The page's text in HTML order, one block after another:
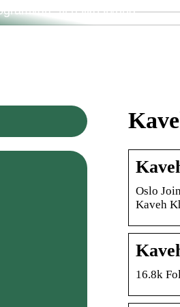
til risikostyring
Oslo
Kaveh
16.8k